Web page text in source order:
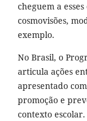
cheguem a
cosmovisões,
exemplo.
No Brasil, o
articula ações
apresentado
promoção e
contexto